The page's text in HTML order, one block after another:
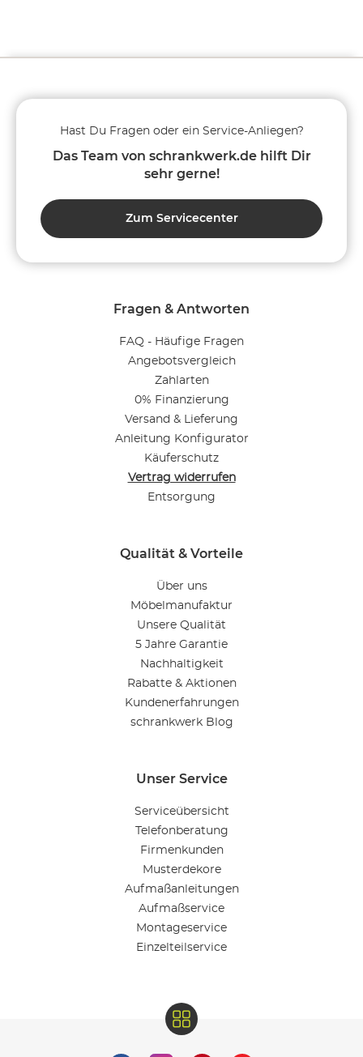
Fragen & Antworten
FAQ - Häufige Fragen
Angebotsvergleich
Zahlarten
0% Finanzierung
Versand & Lieferung
Anleitung Konfigurator
Käuferschutz
Vertrag widerrufen
Entsorgung
Qualität & Vorteile
Über uns
Möbelmanufaktur
Unsere Qualität
5 Jahre Garantie
Nachhaltigkeit
Rabatte & Aktionen
Kundenerfahrungen
schrankwerk Blog
Unser Service
Serviceübersicht
Telefonberatung
Firmenkunden
Musterdekore
Aufmaßanleitungen
Aufmaßservice
Montageservice
Einzelteilservice
Hast Du Fragen oder ein Service-Anliegen?
Das Team von schrankwerk.de hilft Dir
sehr gerne!
Zum Servicecenter